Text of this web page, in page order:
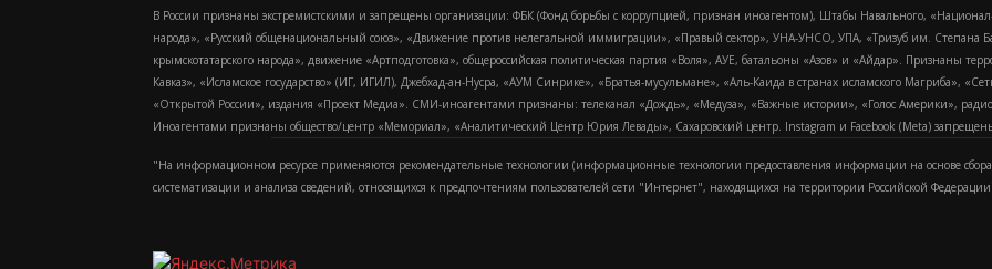
В России признаны экстремистскими и запрещены организации: ФБК (Фонд борьбы с коррупцией, признан иноагентом), Штабы Навального,
народа», «Русский общенациональный союз», «Движение против нелегальной иммиграции», «Правый сектор», УНА-УНСО, УПА, «Тризуб им.
крымскотатарского народа», движение «Артподготовка», общероссийская политическая партия «Воля», АУЕ, батальоны «Азов» и «Айдар». Признаны
Кавказ», «Исламское государство» (ИГ, ИГИЛ), Джебхад-ан-Нусра, «АУМ Синрике», «Братья-мусульмане», «Аль-Каида в странах исламского Магриба»,
«Открытой России», издания «Проект Медиа». СМИ-иноагентами признаны: телеканал «Дождь», «Медуза», «Важные истории», «Голос Америки»,
Иноагентами признаны общество/центр «Мемориал», «Аналитический Центр Юрия Левады», Сахаровский центр. Instagram и Facebook (Metа)
"На информационном ресурсе применяются рекомендательные технологии (информационные технологии предоставления информации на основе
систематизации и анализа сведений, относящихся к предпочтениям пользователей сети "Интернет", находящихся на территории Российской